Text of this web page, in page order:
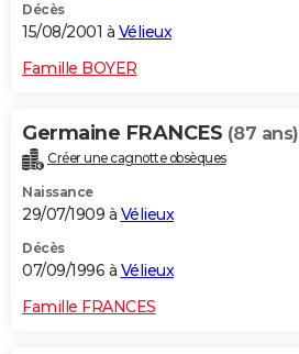
Décès
15/08/2001 à Vélieux
Famille BOYER
Germaine FRANCES (87 ans)
Créer une cagnotte obsèques
Naissance
29/07/1909 à Vélieux
Décès
07/09/1996 à Vélieux
Famille FRANCES